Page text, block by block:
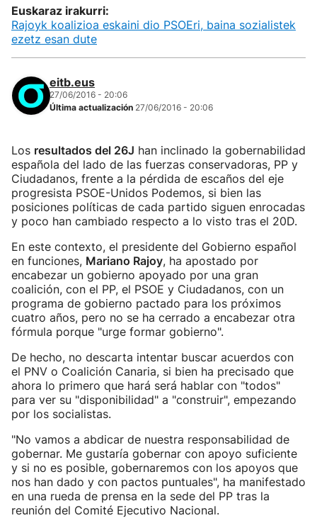
Euskaraz irakurri:
Rajoyk koalizioa eskaini dio PSOEri, baina sozialistek
ezetz esan dute
eitb.eus
27/06/2016 - 20:06
Última actualización 27/06/2016 - 20:06
Los resultados del 26J han inclinado la gobernabilidad
española del lado de las fuerzas conservadoras, PP y
Ciudadanos, frente a la pérdida de escaños del eje
progresista PSOE-Unidos Podemos, si bien las
posiciones políticas de cada partido siguen enrocadas
y poco han cambiado respecto a lo visto tras el 20D.
En este contexto, el presidente del Gobierno español
en funciones, Mariano Rajoy, ha apostado por
encabezar un gobierno apoyado por una gran
coalición, con el PP, el PSOE y Ciudadanos, con un
programa de gobierno pactado para los próximos
cuatro años, pero no se ha cerrado a encabezar otra
fórmula porque "urge formar gobierno".
De hecho, no descarta intentar buscar acuerdos con
el PNV o Coalición Canaria, si bien ha precisado que
ahora lo primero que hará será hablar con "todos"
para ver su "disponibilidad" a "construir", empezando
por los socialistas.
"No vamos a abdicar de nuestra responsabilidad de
gobernar. Me gustaría gobernar con apoyo suficiente
y si no es posible, gobernaremos con los apoyos que
nos han dado y con pactos puntuales", ha manifestado
en una rueda de prensa en la sede del PP tras la
reunión del Comité Ejecutivo Nacional.